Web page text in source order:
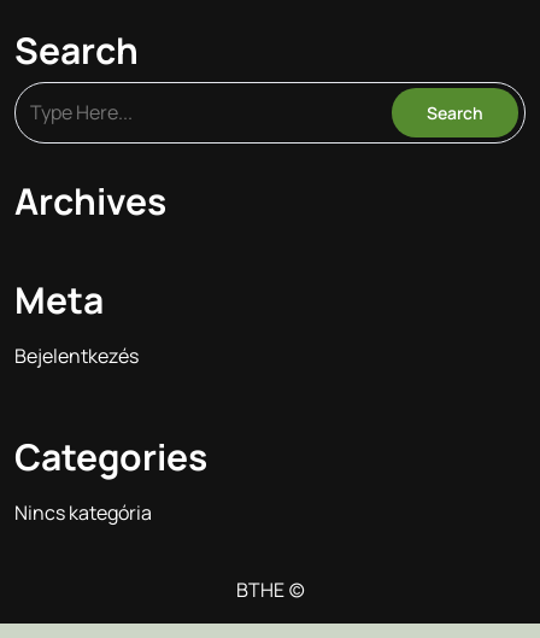
Search
Archives
Meta
Bejelentkezés
Categories
Nincs kategória
BTHE (c)